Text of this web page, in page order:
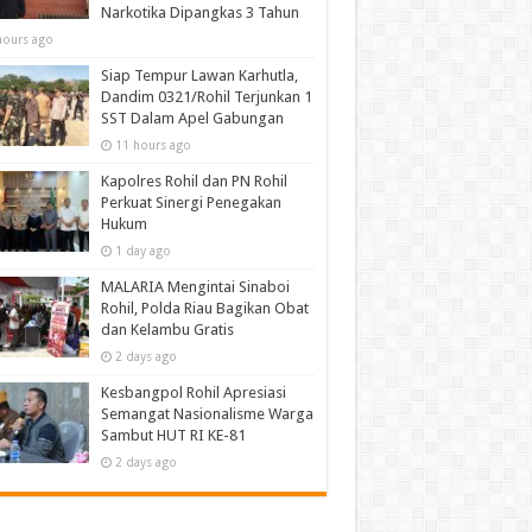
Narkotika Dipangkas 3 Tahun
ago
Siap Tempur Lawan Karhutla,
Dandim 0321/Rohil Terjunkan 1
SST Dalam Apel Gabungan
11 hours ago
Kapolres Rohil dan PN Rohil
Perkuat Sinergi Penegakan
Hukum
1 day ago
MALARIA Mengintai Sinaboi
Rohil, Polda Riau Bagikan Obat
dan Kelambu Gratis
2 days ago
Kesbangpol Rohil Apresiasi
Semangat Nasionalisme Warga
Sambut HUT RI KE-81
2 days ago